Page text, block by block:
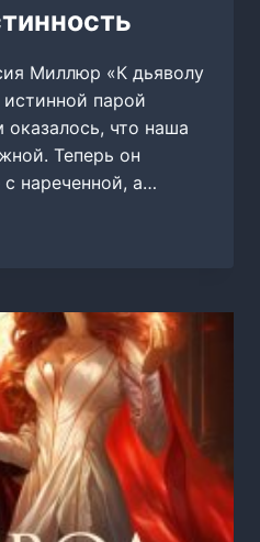
Миллюр «К дьяволу
парой
что наша
Теперь он
с нареченной, а…